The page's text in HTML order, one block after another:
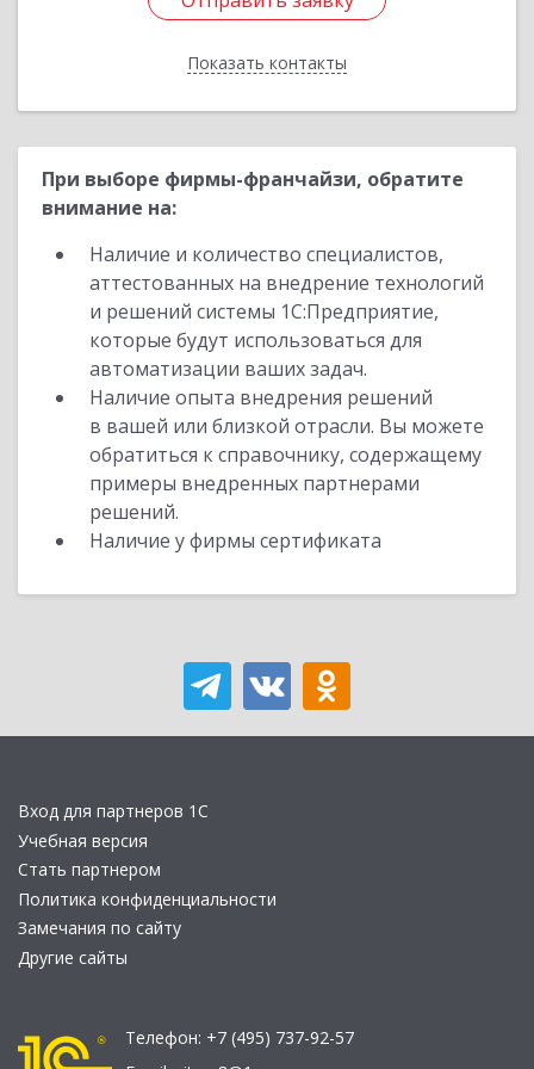
Показать контакты
Назад
При выборе фирмы-франчайзи, обратите
внимание на:
Наличие и количество специалистов,
аттестованных на внедрение технологий
и решений системы 1С:Предприятие,
которые будут использоваться для
автоматизации ваших задач.
Наличие опыта внедрения решений
в вашей или близкой отрасли. Вы можете
обратиться к справочнику, содержащему
примеры внедренных партнерами
решений.
Наличие у фирмы сертификата
Вход для партнеров 1С
Учебная версия
Стать партнером
Политика конфиденциальности
Замечания по сайту
Другие сайты
Телефон: +7 (495) 737-92-57